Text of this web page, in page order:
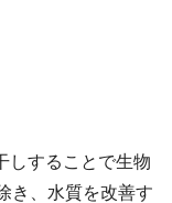
しすることで生物
き、水質を改善す